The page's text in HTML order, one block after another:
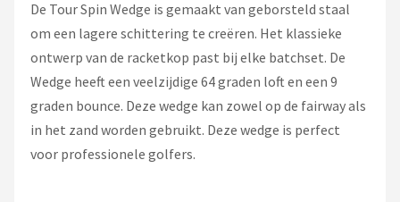
Under Armour
Skymax
Callaway
Wilson
De Tour Spin Wedge is gemaakt van geborsteld staal
om een lagere schittering te creëren. Het klassieke
ontwerp van de racketkop past bij elke batchset. De
Wedge heeft een veelzijdige 64 graden loft en een 9
graden bounce. Deze wedge kan zowel op de fairway als
in het zand worden gebruikt. Deze wedge is perfect
voor professionele golfers.